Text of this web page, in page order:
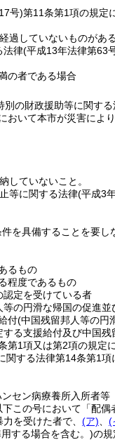
号)第11条第1項の規定
過していないものがあ
法律(平成13年法律第63
の者である場合
別の財政援助等に関する
いて本市が災害によ
していないこと。
等に関する法律(平成3
を具備することを要し
るもの
程度であるもの
定を受けている者
の円滑な帰国の促進
付(中国残留邦人等の円
する支援給付及び中国
第1項又は第2項の規定
する法律第14条第1
セン病療養所入所者等
この号において「配偶
を受けた者で、 (ア) (
する場合を含む。)の規